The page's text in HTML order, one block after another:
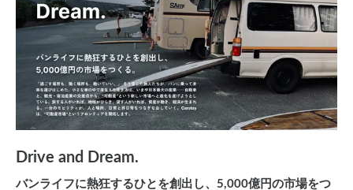
Drive and Dream.
バンライフに熱狂するひとを創出し、5,000億円の市場をつ